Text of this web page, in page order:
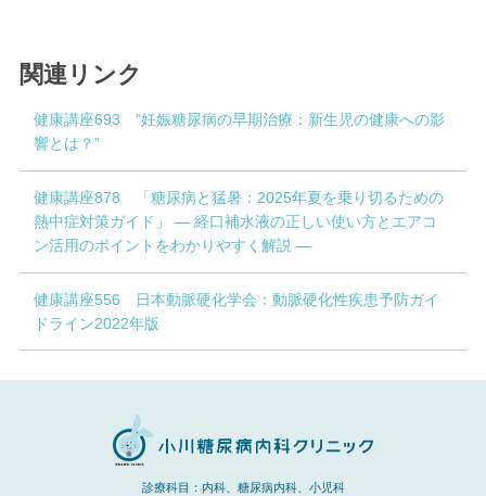
関連リンク
健康講座693 ”妊娠糖尿病の早期治療：新生児の健康への影
響とは？”
健康講座878 「糖尿病と猛暑：2025年夏を乗り切るための
熱中症対策ガイド」 ― 経口補水液の正しい使い方とエアコ
ン活用のポイントをわかりやすく解説 ―
健康講座556 日本動脈硬化学会：動脈硬化性疾患予防ガイ
ドライン2022年版
診療科目：内科、糖尿病内科、小児科